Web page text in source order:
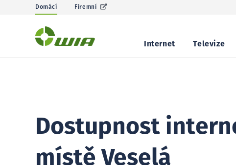
Domácí Firemní
Internet Televize
Dostupnost
místě Veselá